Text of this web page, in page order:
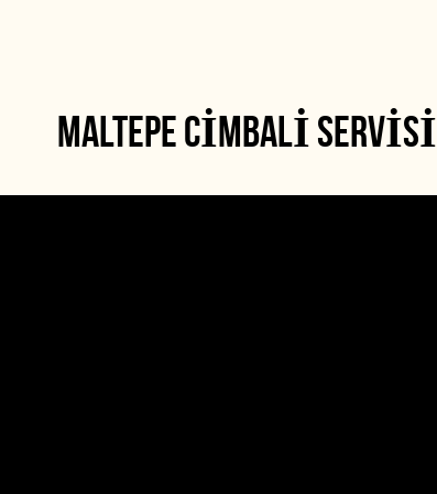
MALTEPE CIMBALI SERVISI